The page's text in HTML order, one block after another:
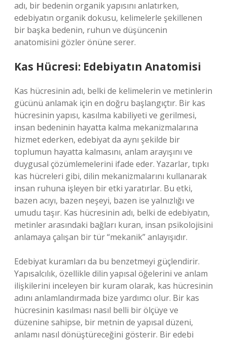
adı, bir bedenin organik yapısını anlatırken,
edebiyatın organik dokusu, kelimelerle şekillenen
bir başka bedenin, ruhun ve düşüncenin
anatomisini gözler önüne serer.
Kas Hücresi: Edebiyatın Anatomisi
Kas hücresinin adı, belki de kelimelerin ve metinlerin
gücünü anlamak için en doğru başlangıçtır. Bir kas
hücresinin yapısı, kasılma kabiliyeti ve gerilmesi,
insan bedeninin hayatta kalma mekanizmalarına
hizmet ederken, edebiyat da aynı şekilde bir
toplumun hayatta kalmasını, anlam arayışını ve
duygusal çözümlemelerini ifade eder. Yazarlar, tıpkı
kas hücreleri gibi, dilin mekanizmalarını kullanarak
insan ruhuna işleyen bir etki yaratırlar. Bu etki,
bazen acıyı, bazen neşeyi, bazen ise yalnızlığı ve
umudu taşır. Kas hücresinin adı, belki de edebiyatın,
metinler arasındaki bağları kuran, insan psikolojisini
anlamaya çalışan bir tür “mekanik” anlayışıdır.
Edebiyat kuramları da bu benzetmeyi güçlendirir.
Yapısalcılık, özellikle dilin yapısal öğelerini ve anlam
ilişkilerini inceleyen bir kuram olarak, kas hücresinin
adını anlamlandırmada bize yardımcı olur. Bir kas
hücresinin kasılması nasıl belli bir ölçüye ve
düzenine sahipse, bir metnin de yapısal düzeni,
anlamı nasıl dönüştüreceğini gösterir. Bir edebi